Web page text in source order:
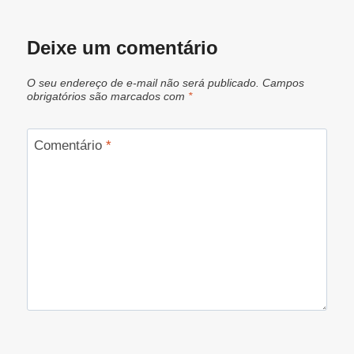
Deixe um comentário
O seu endereço de e-mail não será publicado. Campos
obrigatórios são marcados com *
Comentário *